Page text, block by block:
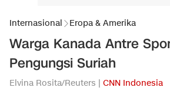
Internasional Eropa & Amerika
Warga Kanada Antre
Pengungsi Suriah
Elvina Rosita/Reuters | CNN Indonesia